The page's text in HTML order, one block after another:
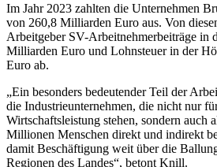
Im Jahr 2023 zahlten die Unternehmen
von 260,8 Milliarden Euro aus. Von
Arbeitgeber SV-Arbeitnehmerbeiträge in
Milliarden Euro und Lohnsteuer in der
Euro ab.
„Ein besonders bedeutender Teil der
die Industrieunternehmen, die nicht nur
Wirtschaftsleistung stehen, sondern auch
Millionen Menschen direkt und indirekt
damit Beschäftigung weit über die
Regionen des Landes“, betont Knill.